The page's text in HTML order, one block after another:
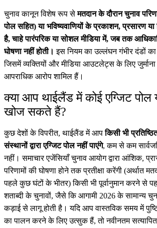
चुनाव कानून विशेष रूप सेमतदान के दौरान चुनाव
पोल सहित) या भविष्यवाणियों के प्रकाशन, प्रसारण
है, चाहे पारंपरिक या सोशल मीडिया में, जब तक
घोषणा नहीं होती। इस नियम का उल्लंघन गंभीर दंडों
जिसमें व्यक्तियों और मीडिया आउटलेट्स के लिए
आपराधिक आरोप शामिल हैं।
क्या आप थाईलैंड में कोई एग्जिट पोल
खोज सकते हैं?
कुछ देशों के विपरीत, थाईलैंड में आपकिसी भी
संस्थानों द्वारा एग्जिट पोल नहीं पाएंगे, कम से कम
नहीं। समाचार एजेंसियाँ चुनाव आयोग द्वारा आंशिक,
परिणामों की घोषणा होने तक प्रतीक्षा करेंगी (अर्थात
पहले कुछ घंटों के भीतर) किसी भी पूर्वानुमान करने से
शताब्दी के चुनावों, जैसे कि आगामी 2026 के सामान्य
कड़ाई से लागू होती है। यदि आप वास्तविक समय में
का पालन करने के लिए उत्सुक हैं, तो नवीनतम